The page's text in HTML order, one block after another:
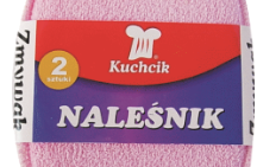
Dispensere pentru doze
odorizante spray SPRING AIR
Odorizanti ambientali si
SPRING AIR
Saculeti parfumati si pliculete
antimolii